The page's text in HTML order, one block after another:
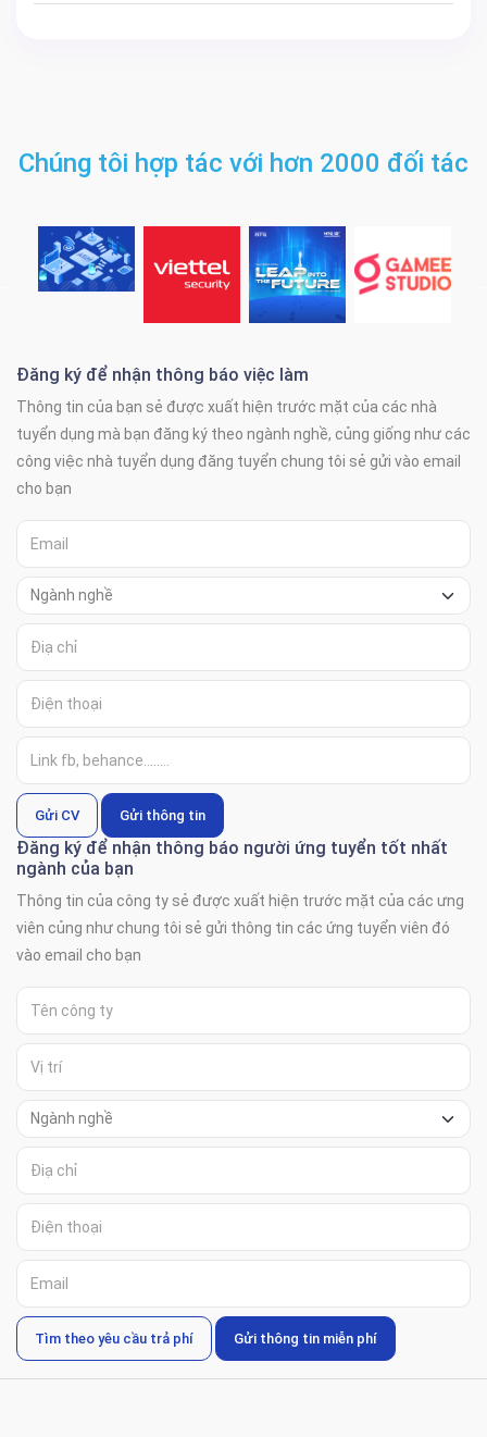
Chúng tôi hợp tác với hơn 2000 đối tác
Đăng ký để nhận thông báo việc làm
Thông tin của bạn sẻ được xuất hiện trước mặt của các nhà
tuyển dụng mà bạn đăng ký theo ngành nghề, củng giống như các
công việc nhà tuyển dụng đăng tuyển chung tôi sẻ gửi vào email
cho bạn
Gửi CV Gửi thông tin
Đăng ký để nhận thông báo người ứng tuyển tốt nhất
ngành của bạn
Thông tin của công ty sẻ được xuất hiện trước mặt của các ưng
viên củng như chung tôi sẻ gửi thông tin các ứng tuyển viên đó
vào email cho bạn
Tìm theo yêu cầu trả phí Gửi thông tin miễn phí